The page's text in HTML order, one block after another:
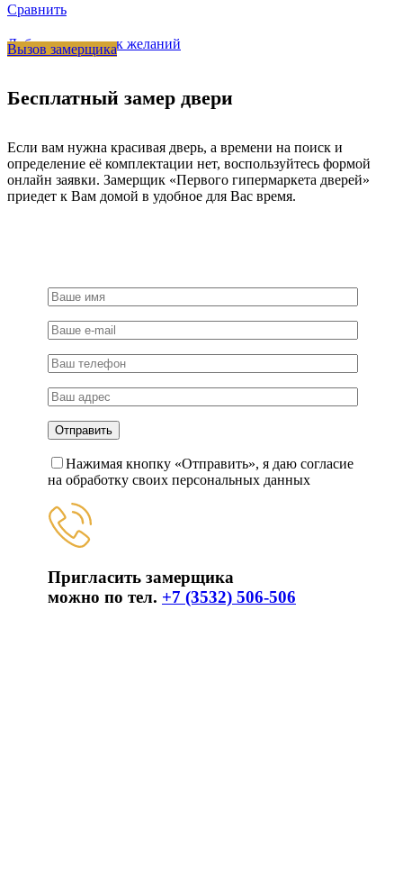
Сравнить
Добавить в список желаний
Вызов замерщика
Бесплатный замер двери
Если вам нужна красивая дверь, а времени на поиск и
определение её комплектации нет, воспользуйтесь формой
онлайн заявки. Замерщик «Первого гипермаркета дверей»
приедет к Вам домой в удобное для Вас время.
Нажимая кнопку «Отправить», я даю согласие
на обработку своих персональных данных
Пригласить замерщика
можно по тел. +7 (3532) 506-506